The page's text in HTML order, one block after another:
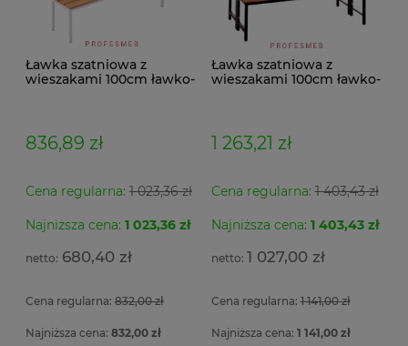
Ławka szatniowa z
wieszakami 100cm ławko-
836,89 zł
Cena regularna: 1 023,36 zł
Najniższa cena: 1 023,36 zł
680,40 zł
Cena regularna: 832,00 zł
Najniższa cena: 832,00 zł
Ławka szatniowa z
wieszakami 100cm ławko-
1 263,21 zł
Cena regularna:1 403,43 zł
Najniższa cena: 1 403,43 zł
1 027,00 zł
Cena regularna:1 141,00 zł
Najniższa cena: 1 141,00 zł
Szafa metalowa MSWV 110/5-35 Malow do
5 gniazdek 104x100x50cm
4 056,54 zł